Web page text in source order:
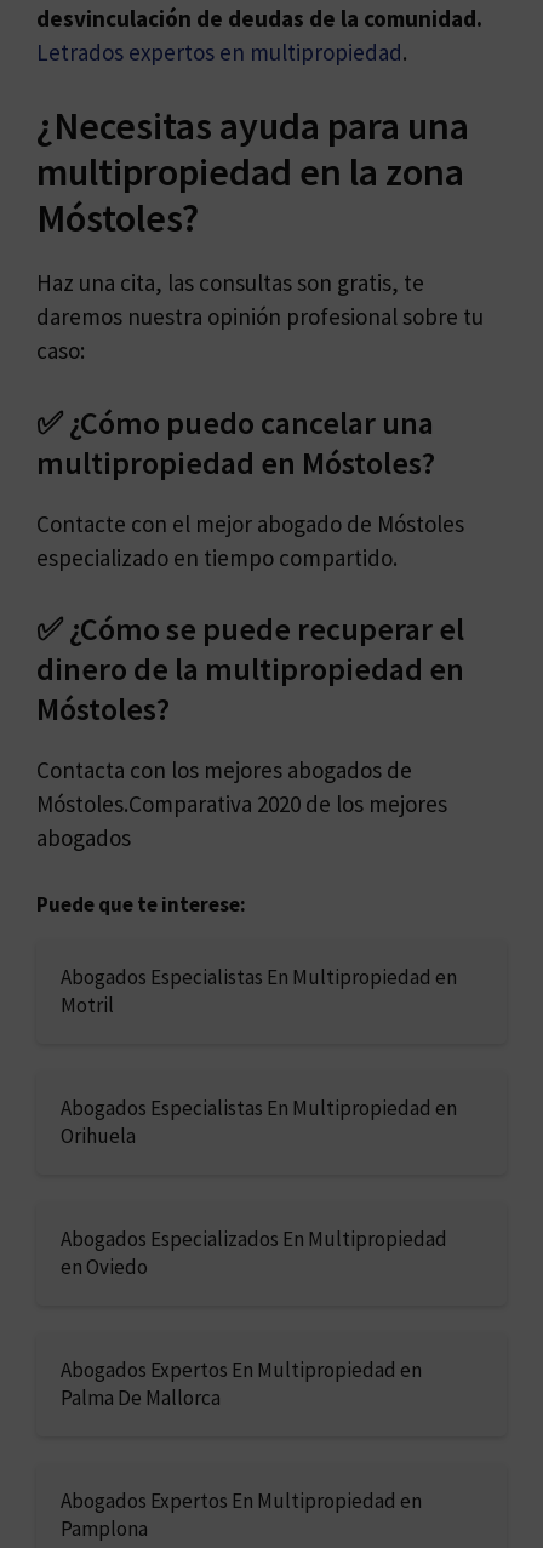
desvinculación de deudas de la comunidad.
Letrados expertos en multipropiedad.
¿Necesitas ayuda para una
multipropiedad en la zona
Móstoles?
Haz una cita, las consultas son gratis, te
daremos nuestra opinión profesional sobre tu
caso:
✅ ¿Cómo puedo cancelar una
multipropiedad en Móstoles?
Contacte con el mejor abogado de Móstoles
especializado en tiempo compartido.
✅ ¿Cómo se puede recuperar el
dinero de la multipropiedad en
Móstoles?
Contacta con los mejores abogados de
Móstoles.Comparativa 2020 de los mejores
abogados
Puede que te interese:
Abogados Especialistas En Multipropiedad en
Motril
Abogados Especialistas En Multipropiedad en
Orihuela
Abogados Especializados En Multipropiedad
en Oviedo
Abogados Expertos En Multipropiedad en
Palma De Mallorca
Abogados Expertos En Multipropiedad en
Pamplona